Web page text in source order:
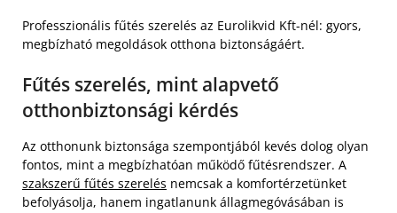
Professzionális fűtés szerelés az Eurolikvid Kft-nél: gyors,
megbízható megoldások otthona biztonságáért.
Fűtés szerelés, mint alapvető
otthonbiztonsági kérdés
Az otthonunk biztonsága szempontjából kevés dolog olyan
fontos, mint a megbízhatóan működő fűtésrendszer. A
szakszerű fűtés szerelés nemcsak a komfortérzetünket
befolyásolja, hanem ingatlanunk állagmegóvásában is